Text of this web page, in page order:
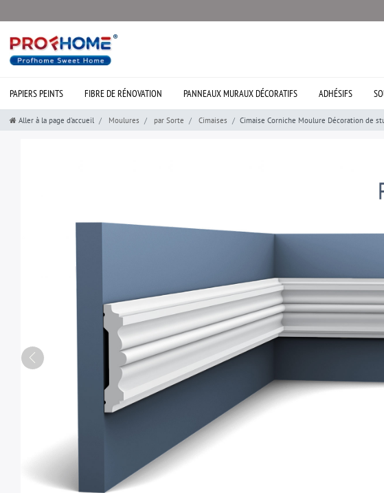
PAPIERS PEINTS FIBRE DE RÉNOVATION PANNEAUX MURAUX DÉCORATIFS ADHÉSIFS
Aller à la page d’accueil Moulures par Sorte Cimaises Cimaise Corniche Moulure Décoration de